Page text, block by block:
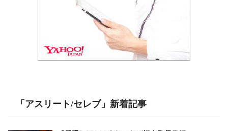
「アスリート/セレブ」新着記事